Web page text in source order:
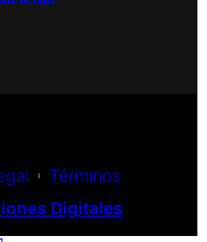
Términos
Digitales